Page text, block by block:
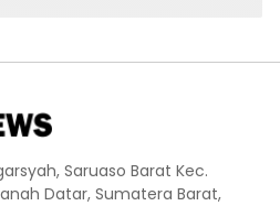
Saruaso Barat Kec.
Datar, Sumatera Barat,